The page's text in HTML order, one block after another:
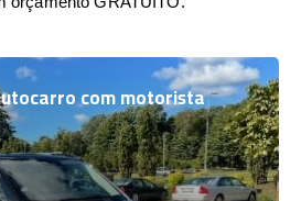
com motorista